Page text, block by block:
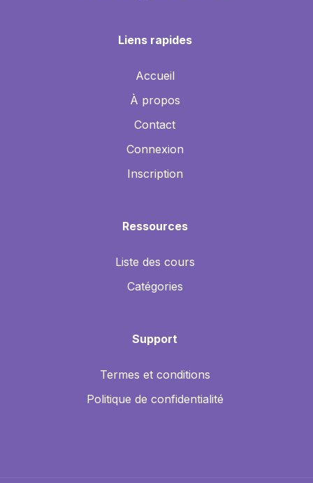
Liens rapides
Accueil
À propos
Contact
Connexion
Inscription
Ressources
Liste des cours
Catégories
Support
Termes et conditions
Politique de confidentialité